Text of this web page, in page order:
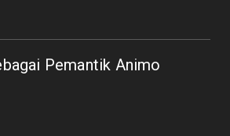
inovasi program perpustakaan
Pemantik Animo